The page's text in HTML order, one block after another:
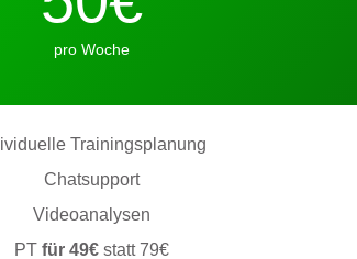
pro Woche
Trainingsplanung
Chatsupport
Videoanalysen
PT für 49€statt 79€